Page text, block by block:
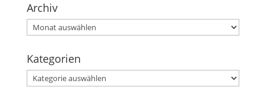
Archiv
Archiv
Kategorien
Kategorien